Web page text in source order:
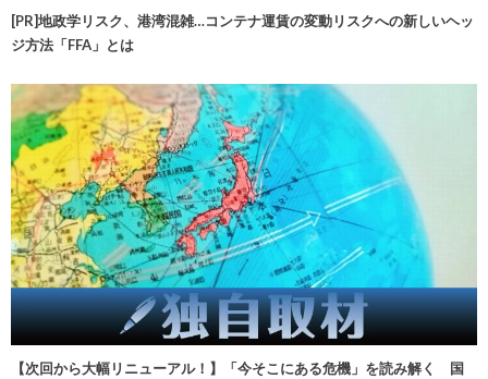
[PR]地政学リスク、港湾混雑…コンテナ運賃の変動リスクへの新しいヘッ
ジ方法「FFA」とは
【次回から大幅リニューアル！】「今そこにある危機」を読み解く 国